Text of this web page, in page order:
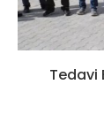
Tedavi